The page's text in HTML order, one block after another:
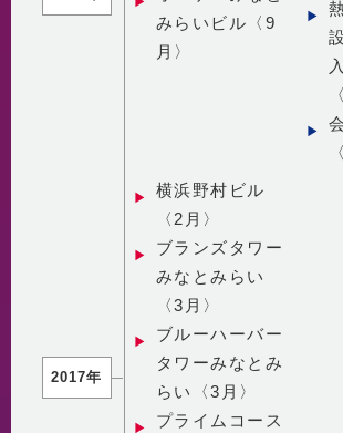
みらいビル〈9
月〉
2017年
横浜野村ビル
〈2月〉
ブランズタワー
みなとみらい
〈3月〉
ブルーハーバー
タワーみなとみ
らい〈3月〉
プライムコース